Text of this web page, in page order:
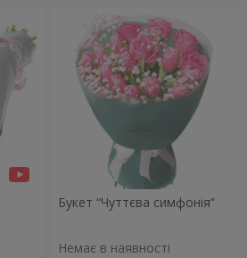
Букет “Чуттєва симфонія”
Немає в наявності